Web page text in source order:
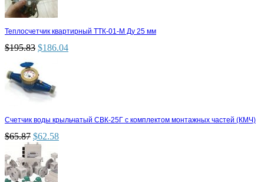
Теплосчетчик квартирный ТТК-01-М Ду 25 мм
$195.83 $186.04
Счетчик воды крыльчатый СВК-25Г с комплектом монтажных частей (КМЧ)
$65.87 $62.58